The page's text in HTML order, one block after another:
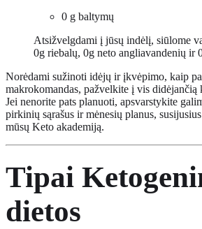
0 g baltymų
Atsižvelgdami į jūsų indėlį, siūlome
0g riebalų, 0g neto angliavandenių ir
Norėdami sužinoti idėjų ir įkvėpimo, kaip
makrokomandas, pažvelkite į vis didėjančią
Jei nenorite pats planuoti, apsvarstykite
pirkinių sąrašus ir mėnesių planus,
mūsų Keto akademiją.
Tipai
dietos